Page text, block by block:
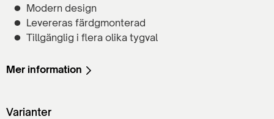
Modern design
Levereras färdgmonterad
Tillgänglig i flera olika tygval
Mer information
Varianter